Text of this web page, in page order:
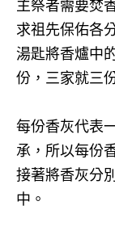
主祭者需要焚
求祖先保佑各
湯匙將香爐中
份，三家就三
每份香灰代表
承，所以每份
接著將香灰分
中。